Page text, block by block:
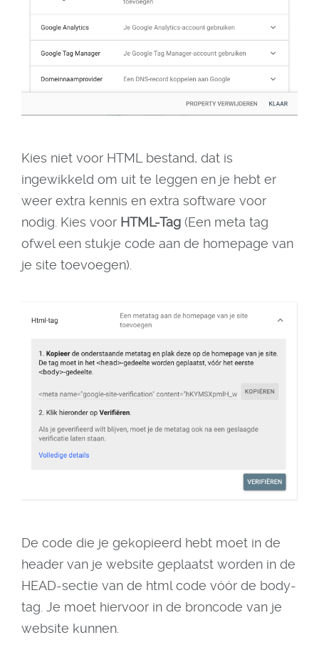
Kies niet voor HTML bestand, dat is
ingewikkeld om uit te leggen en je hebt er
weer extra kennis en extra software voor
nodig. Kies voor HTML-Tag (Een meta tag
ofwel een stukje code aan de homepage van
je site toevoegen).
De code die je gekopieerd hebt moet in de
header van je website geplaatst worden in de
HEAD-sectie van de html code vóór de body-
tag. Je moet hiervoor in de broncode van je
website kunnen.